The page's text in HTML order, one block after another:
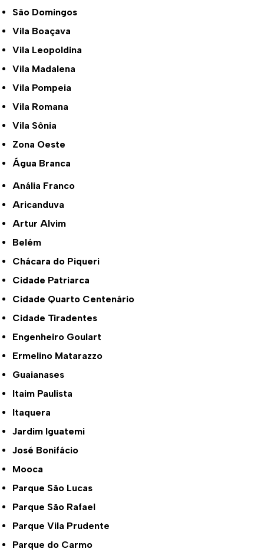
São Domingos
Vila Boaçava
Vila Leopoldina
Vila Madalena
Vila Pompeia
Vila Romana
Vila Sônia
Zona Oeste
Água Branca
Anália Franco
Aricanduva
Artur Alvim
Belém
Chácara do Piqueri
Cidade Patriarca
Cidade Quarto Centenário
Cidade Tiradentes
Engenheiro Goulart
Ermelino Matarazzo
Guaianases
Itaim Paulista
Itaquera
Jardim Iguatemi
José Bonifácio
Mooca
Parque São Lucas
Parque São Rafael
Parque Vila Prudente
Parque do Carmo